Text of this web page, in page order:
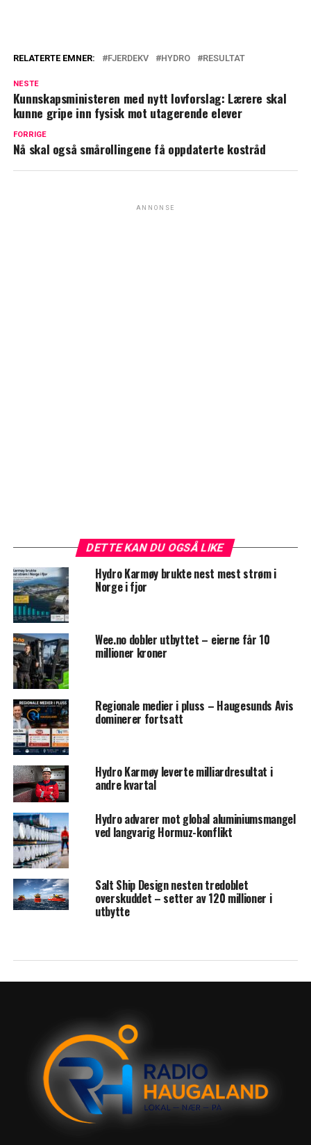
RELATERTE EMNER: FJERDEKV HYDRO RESULTAT
NESTE
Kunnskapsministeren med nytt lovforslag: Lærere skal
kunne gripe inn fysisk mot utagerende elever
FORRIGE
Nå skal også smårollingene få oppdaterte kostråd
ANNONSE
DETTE KAN DU OGSÅ LIKE
Hydro Karmøy brukte nest mest strøm i
Norge i fjor
Wee.no dobler utbyttet – eierne får 10
millioner kroner
Regionale medier i pluss – Haugesunds Avis
dominerer fortsatt
Hydro Karmøy leverte milliardresultat i
andre kvartal
Hydro advarer mot global aluminiumsmangel
ved langvarig Hormuz-konflikt
Salt Ship Design nesten tredoblet
overskuddet – setter av 120 millioner i
utbytte